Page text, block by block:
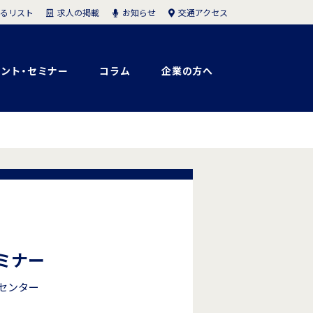
ト・セミナー コラム 企業の方へ
リスト 求人の掲載 お知らせ 交通アクセス
ナー
ンター